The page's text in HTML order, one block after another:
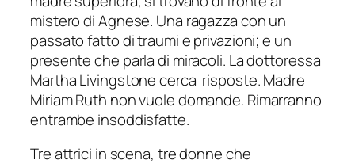
mistero di Agnese. Una ragazza con un
passato fatto di traumi e privazioni; e un
presente che parla di miracoli. La dottoressa
Martha Livingstone cerca risposte. Madre
Miriam Ruth non vuole domande. Rimarranno
entrambe insoddisfatte.
Tre attrici in scena, tre donne che